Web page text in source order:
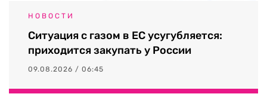
НОВОСТИ
Ситуация с газом в ЕС усугубляется:
приходится закупать у России
09.08.2026 / 06:45